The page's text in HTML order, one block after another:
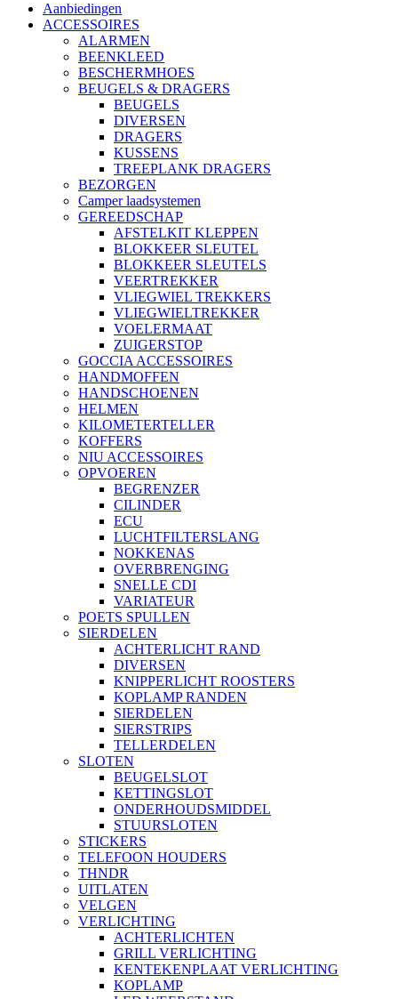
Aanbiedingen
ACCESSOIRES
ALARMEN
BEENKLEED
BESCHERMHOES
BEUGELS & DRAGERS
BEUGELS
DIVERSEN
DRAGERS
KUSSENS
TREEPLANK DRAGERS
BEZORGEN
Camper laadsystemen
GEREEDSCHAP
AFSTELKIT KLEPPEN
BLOKKEER SLEUTEL
BLOKKEER SLEUTELS
VEERTREKKER
VLIEGWIEL TREKKERS
VLIEGWIELTREKKER
VOELERMAAT
ZUIGERSTOP
GOCCIA ACCESSOIRES
HANDMOFFEN
HANDSCHOENEN
HELMEN
KILOMETERTELLER
KOFFERS
NIU ACCESSOIRES
OPVOEREN
BEGRENZER
CILINDER
ECU
LUCHTFILTERSLANG
NOKKENAS
OVERBRENGING
SNELLE CDI
VARIATEUR
POETS SPULLEN
SIERDELEN
ACHTERLICHT RAND
DIVERSEN
KNIPPERLICHT ROOSTERS
KOPLAMP RANDEN
SIERDELEN
SIERSTRIPS
TELLERDELEN
SLOTEN
BEUGELSLOT
KETTINGSLOT
ONDERHOUDSMIDDEL
STUURSLOTEN
STICKERS
TELEFOON HOUDERS
THNDR
UITLATEN
VELGEN
VERLICHTING
ACHTERLICHTEN
GRILL VERLICHTING
KENTEKENPLAAT VERLICHTING
KOPLAMP